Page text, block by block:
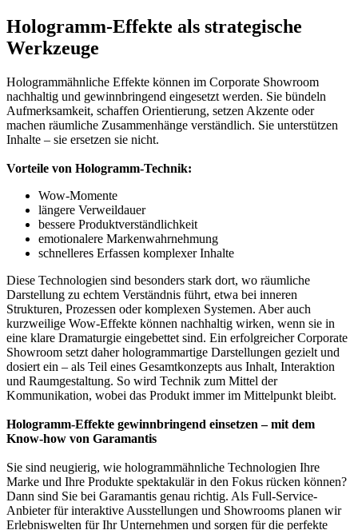
Hologramm-Effekte als strategische
Werkzeuge
Hologrammähnliche Effekte können im Corporate Showroom
nachhaltig und gewinnbringend eingesetzt werden. Sie bündeln
Aufmerksamkeit, schaffen Orientierung, setzen Akzente oder
machen räumliche Zusammenhänge verständlich. Sie unterstützen
Inhalte – sie ersetzen sie nicht.
Vorteile von Hologramm-Technik:
Wow-Momente
längere Verweildauer
bessere Produktverständlichkeit
emotionalere Markenwahrnehmung
schnelleres Erfassen komplexer Inhalte
Diese Technologien sind besonders stark dort, wo räumliche
Darstellung zu echtem Verständnis führt, etwa bei inneren
Strukturen, Prozessen oder komplexen Systemen. Aber auch
kurzweilige Wow-Effekte können nachhaltig wirken, wenn sie in
eine klare Dramaturgie eingebettet sind. Ein erfolgreicher Corporate
Showroom setzt daher hologrammartige Darstellungen gezielt und
dosiert ein – als Teil eines Gesamtkonzepts aus Inhalt, Interaktion
und Raumgestaltung. So wird Technik zum Mittel der
Kommunikation, wobei das Produkt immer im Mittelpunkt bleibt.
Hologramm-Effekte gewinnbringend einsetzen – mit dem
Know-how von Garamantis
Sie sind neugierig, wie hologrammähnliche Technologien Ihre
Marke und Ihre Produkte spektakulär in den Fokus rücken können?
Dann sind Sie bei Garamantis genau richtig. Als Full-Service-
Anbieter für interaktive Ausstellungen und Showrooms planen wir
Erlebniswelten für Ihr Unternehmen und sorgen für die perfekte